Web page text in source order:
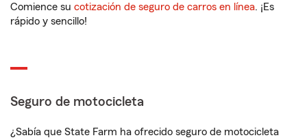
Comience su cotización de seguro de carros en línea. ¡Es
rápido y sencillo!
Seguro de motocicleta
¿Sabía que State Farm ha ofrecido seguro de motocicleta